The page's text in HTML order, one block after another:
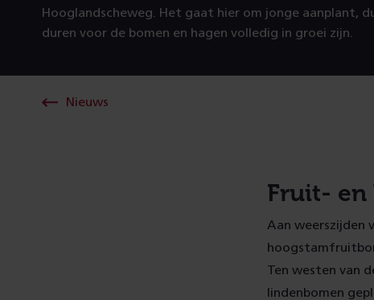
Hooglandscheweg. Het gaat hier om jonge aanplant,
duren voor de bomen en hagen volledig in groei zijn.
Nieuws
Fruit-
Aan weerszijden
Ten westen van
lindenbomen